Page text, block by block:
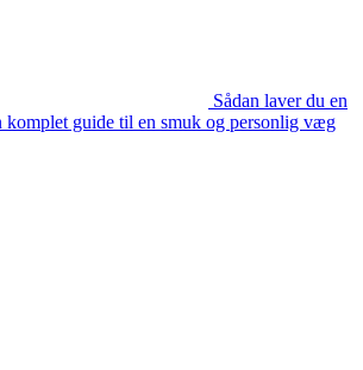
Sådan laver du en
komplet guide til en smuk og personlig væg